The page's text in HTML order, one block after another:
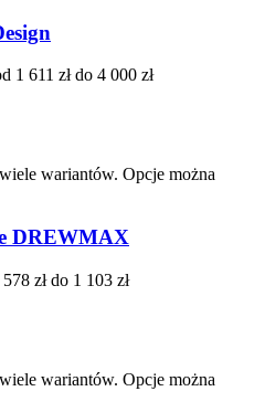
1 611 zł do 4 000 zł
wariantów. Opcje można
DREWMAX
zł do 1 103 zł
wariantów. Opcje można